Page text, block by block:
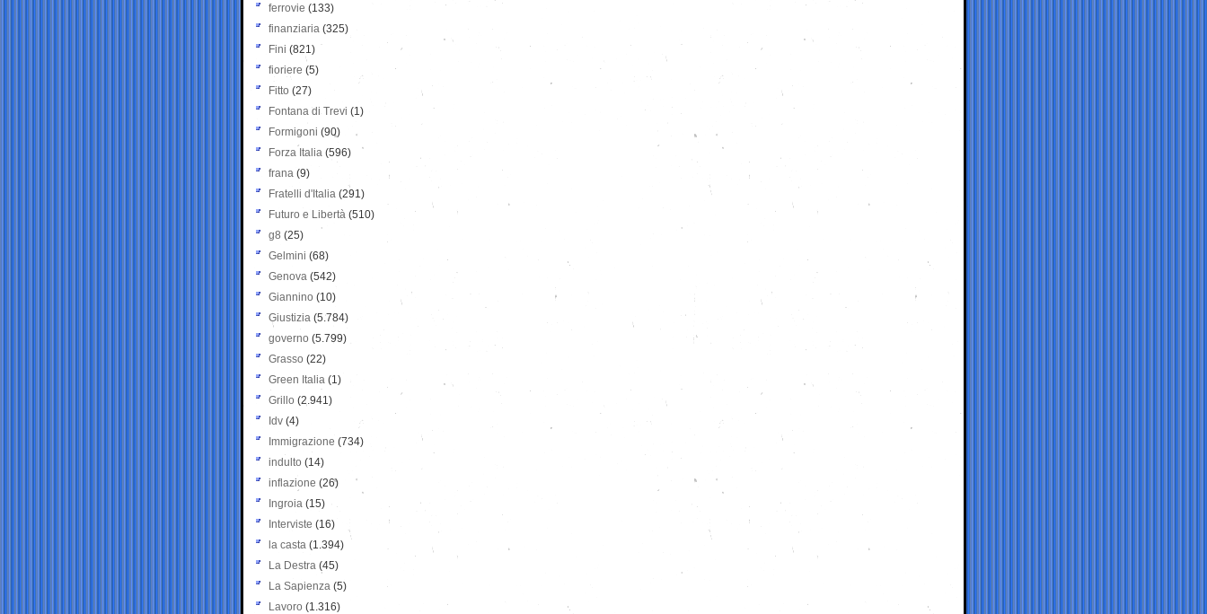
ferrovie (133)
finanziaria (325)
Fini (821)
fioriere (5)
Fitto (27)
Fontana di Trevi (1)
Formigoni (90)
Forza Italia (596)
frana (9)
Fratelli d'Italia (291)
Futuro e Libertà (510)
g8 (25)
Gelmini (68)
Genova (542)
Giannino (10)
Giustizia (5.784)
governo (5.799)
Grasso (22)
Green Italia (1)
Grillo (2.941)
Idv (4)
Immigrazione (734)
indulto (14)
inflazione (26)
Ingroia (15)
Interviste (16)
la casta (1.394)
La Destra (45)
La Sapienza (5)
Lavoro (1.316)